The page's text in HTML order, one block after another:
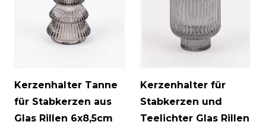
Kerzenhalter Tanne
für Stabkerzen aus
Glas Rillen 6x8,5cm
Kerzenhalter für
Stabkerzen und
Teelichter Glas Rillen